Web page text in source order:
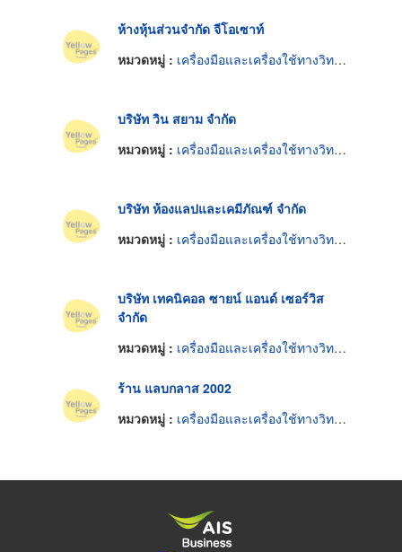
ห้างหุ้นส่วนจำกัด จีโอเซาท์
หมวดหมู่ : เครื่องมือและเครื่องใช้ทางวิทยาศาสตร์
บริษัท วิน สยาม จำกัด
หมวดหมู่ : เครื่องมือและเครื่องใช้ทางวิทยาศาสตร์
บริษัท ห้องแลปและเคมีภัณฑ์ จำกัด
หมวดหมู่ : เครื่องมือและเครื่องใช้ทางวิทยาศาสตร์
บริษัท เทคนิคอล ซายน์ แอนด์ เซอร์วิส
จำกัด
หมวดหมู่ : เครื่องมือและเครื่องใช้ทางวิทยาศาสตร์
ร้าน แลบกลาส 2002
หมวดหมู่ : เครื่องมือและเครื่องใช้ทางวิทยาศาสตร์